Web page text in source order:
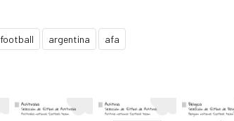
football argentina afa